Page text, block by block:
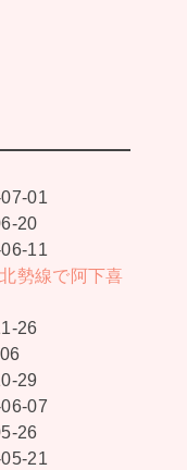
01
20
11
勢線で阿下喜
26
29
07
26
21